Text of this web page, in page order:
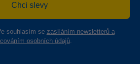
Chci slevy
souhlasím se zasíláním newsletterů a
osobních údajů.